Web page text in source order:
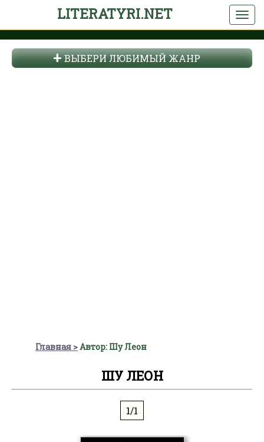
LITERATYRI.NET
ВЫБЕРИ ЛЮБИМЫЙ ЖАНР
Главная Автор: Шу Леон
ШУ ЛЕОН
1/1